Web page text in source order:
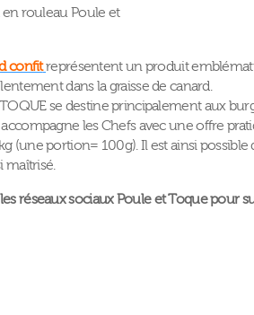
en rouleau Poule et
confitreprésentent un produit
dans la graisse de canard.
se destine principalement aux
les Chefs avec une offre
(une portion= 100g). Il est ainsi possible
maîtrisé.
réseaux sociaux Poule et Toque pour